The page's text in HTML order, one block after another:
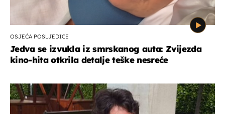
OSJEĆA POSLJEDICE
Jedva se izvukla iz smrskanog auta: Zvijezda
kino-hita otkrila detalje teške nesreće